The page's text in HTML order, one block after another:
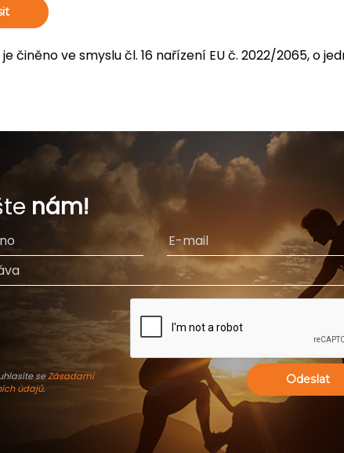
činěno ve smyslu čl. 16 nařízení EU č. 2022/2065, o
nám!
seZásadami
údajů.
Odeslat